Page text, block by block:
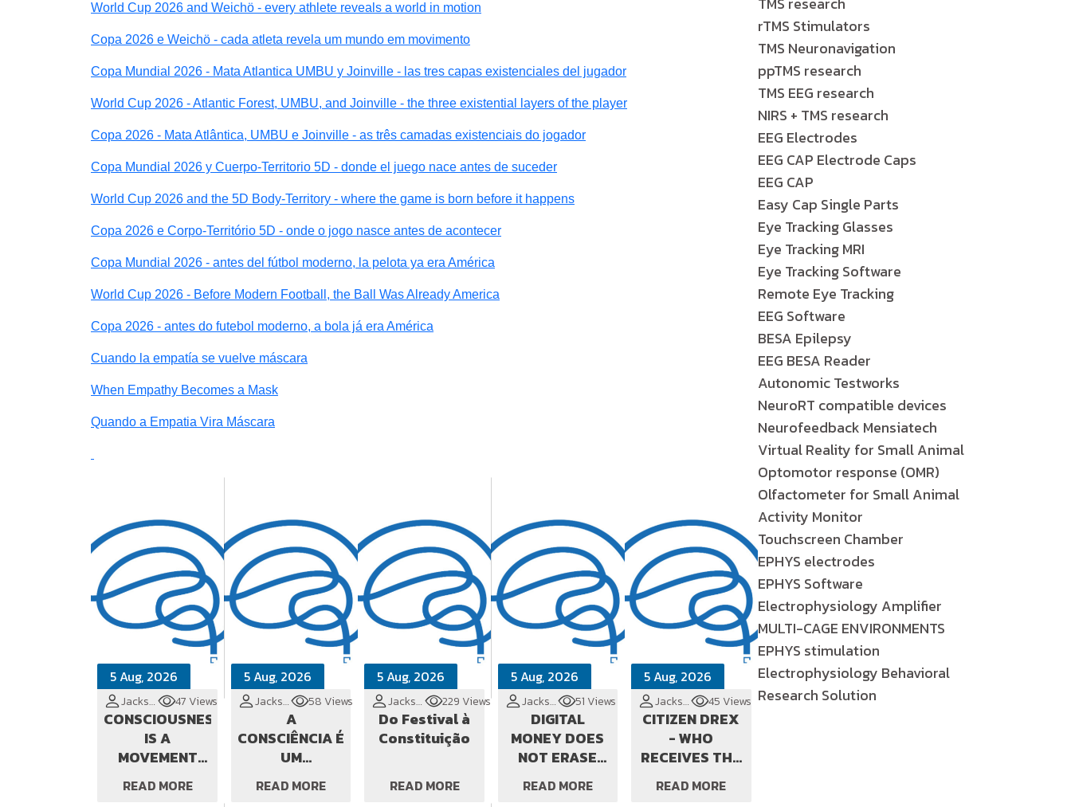
World Cup 2026 and Weichö - every athlete reveals a world in motion
Copa 2026 e Weichö - cada atleta revela um mundo em movimento
Copa Mundial 2026 - Mata Atlantica UMBU y Joinville - las tres capas existenciales del jugador
World Cup 2026 - Atlantic Forest, UMBU, and Joinville - the three existential layers of the player
Copa 2026 - Mata Atlântica, UMBU e Joinville - as três camadas existenciais do jogador
Copa Mundial 2026 y Cuerpo-Territorio 5D - donde el juego nace antes de suceder
World Cup 2026 and the 5D Body-Territory - where the game is born before it happens
Copa 2026 e Corpo-Território 5D - onde o jogo nasce antes de acontecer
Copa Mundial 2026 - antes del fútbol moderno, la pelota ya era América
World Cup 2026 - Before Modern Football, the Ball Was Already America
Copa 2026 - antes do futebol moderno, a bola já era América
Cuando la empatía se vuelve máscara
When Empathy Becomes a Mask
Quando a Empatia Vira Máscara
5 Aug, 2026
Jackson Cionek 47 Views
CONSCIOUSNESS
IS A
MOVEMENT
THAT
PERCEIVES
READ MORE
5 Aug, 2026
Jackson Cionek 58 Views
A
CONSCIÊNCIA É
UM
MOVIMENTO
QUE SE
READ MORE
5 Aug, 2026
Jackson Cionek 229 Views
Do Festival à
Constituição
READ MORE
5 Aug, 2026
Jackson Cionek 51 Views
DIGITAL
MONEY DOES
NOT ERASE
DEBT
READ MORE
5 Aug, 2026
Jackson Cionek 45 Views
CITIZEN DREX
- WHO
RECEIVES THE
DATA
DIVIDEND?
READ MORE
rTMS Stimulators
TMS Neuronavigation
ppTMS research
TMS EEG research
NIRS + TMS research
EEG Electrodes
EEG CAP Electrode Caps
EEG CAP
Easy Cap Single Parts
Eye Tracking Glasses
Eye Tracking MRI
Eye Tracking Software
Remote Eye Tracking
EEG Software
BESA Epilepsy
EEG BESA Reader
Autonomic Testworks
NeuroRT compatible devices
Neurofeedback Mensiatech
Virtual Reality for Small Animal
Optomotor response (OMR)
Olfactometer for Small Animal
Activity Monitor
Touchscreen Chamber
EPHYS electrodes
EPHYS Software
Electrophysiology Amplifier
MULTI-CAGE ENVIRONMENTS
EPHYS stimulation
Electrophysiology Behavioral
Research Solution